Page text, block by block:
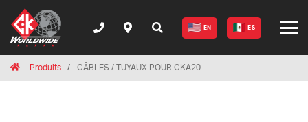
EN ES
HomeProduits CÂBLES / TUYAUX POUR CKA20